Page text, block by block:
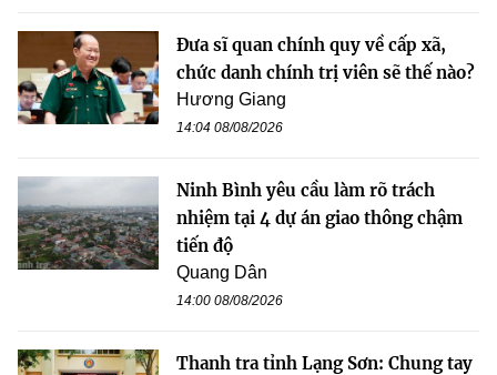
Đưa sĩ quan chính quy về cấp xã,
chức danh chính trị viên sẽ thế nào?
Hương Giang
14:04 08/08/2026
Ninh Bình yêu cầu làm rõ trách
nhiệm tại 4 dự án giao thông chậm
tiến độ
Quang Dân
14:00 08/08/2026
Thanh tra tỉnh Lạng Sơn: Chung tay